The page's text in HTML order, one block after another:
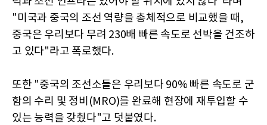
"미국과 중국의 조선 역량을 총체적으로 비교했을 때,
중국은 우리보다 무려 230배 빠른 속도로 선박을 건조하
고 있다"라고 폭로했다.
또한 "중국의 조선소들은 우리보다 90% 빠른 속도로 군
함의 수리 및 정비(MRO)를 완료해 현장에 재투입할 수
있는 능력을 갖췄다"고 덧붙였다.